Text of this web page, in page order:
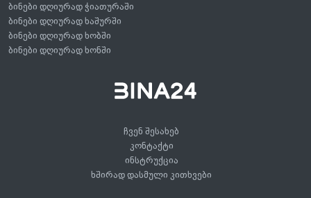
ჩვენ შესახებ
კონტაქტი
ინსტრუქცია
ხშირად დასმული კითხვები
ბინები დღიურად ჭიათურაში
ბინები დღიურად ხაშურში
ბინები დღიურად ხობში
ბინები დღიურად ხონში